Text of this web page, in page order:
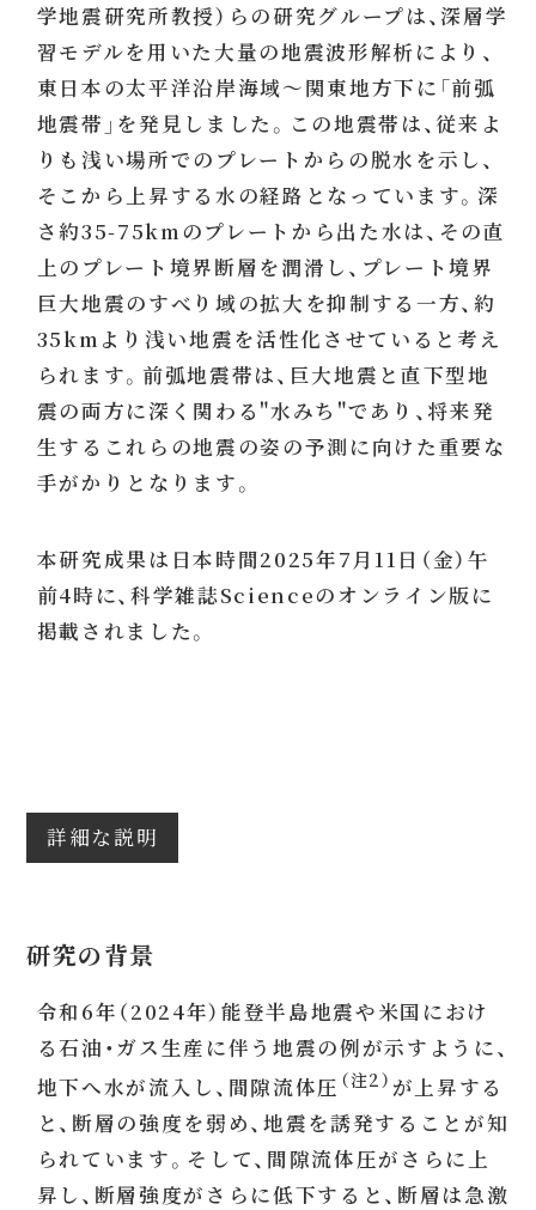
学地震研究所教授）らの研究グループは、深層学
習モデルを用いた大量の地震波形解析により、
東日本の太平洋沿岸海域〜関東地方下に「前弧
地震帯」を発見しました。この地震帯は、従来よ
りも浅い場所でのプレートからの脱水を示し、
そこから上昇する水の経路となっています。深
さ約35-75kmのプレートから出た水は、その直
上のプレート境界断層を潤滑し、プレート境界
巨大地震のすべり域の拡大を抑制する一方、約
35kmより浅い地震を活性化させていると考え
られます。前弧地震帯は、巨大地震と直下型地
震の両方に深く関わる"水みち"であり、将来発
生するこれらの地震の姿の予測に向けた重要な
手がかりとなります。
本研究成果は日本時間2025年7月11日（金）午
前4時に、科学雑誌Scienceのオンライン版に
掲載されました。
詳細な説明
研究の背景
令和6年（2024年）能登半島地震や米国におけ
る石油・ガス生産に伴う地震の例が示すように、
地下へ水が流入し、間隙流体圧 （注2） が上昇する
と、断層の強度を弱め、地震を誘発することが知
られています。そして、間隙流体圧がさらに上
昇し、断層強度がさらに低下すると、断層は急激